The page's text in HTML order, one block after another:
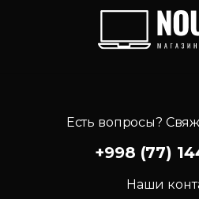
Есть вопросы?
+998 (77)
Наши